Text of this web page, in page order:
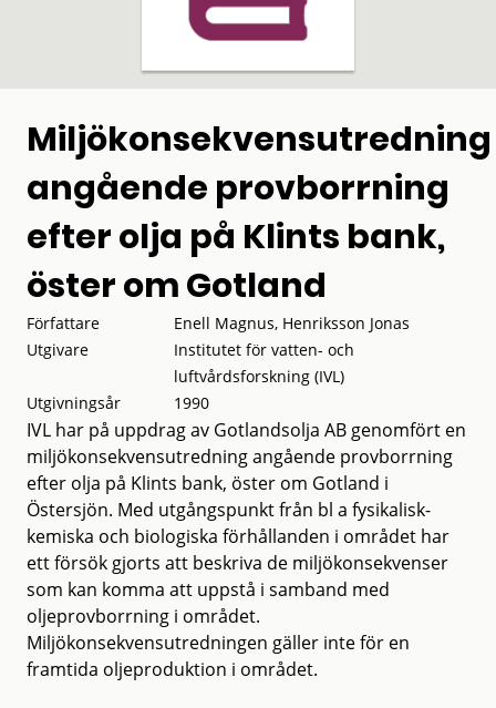
Miljökonsekvensutredning
angående provborrning
efter olja på Klints bank,
öster om Gotland
Författare
Enell Magnus, Henriksson Jonas
Utgivare
Institutet för vatten- och
luftvårdsforskning (IVL)
Utgivningsår
1990
IVL har på uppdrag av Gotlandsolja AB genomfört en
miljökonsekvensutredning angående provborrning
efter olja på Klints bank, öster om Gotland i
Östersjön. Med utgångspunkt från bl a fysikalisk-
kemiska och biologiska förhållanden i området har
ett försök gjorts att beskriva de miljökonsekvenser
som kan komma att uppstå i samband med
oljeprovborrning i området.
Miljökonsekvensutredningen gäller inte för en
framtida oljeproduktion i området.